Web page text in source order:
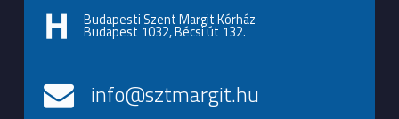
Budapesti Szent Margit Kórház
Budapest 1032, Bécsi út 132.
info@sztmargit.hu